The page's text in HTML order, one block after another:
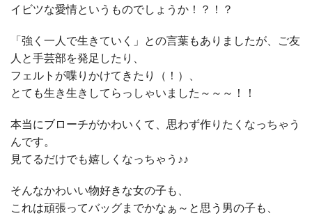
イビツな愛情というものでしょうか！？！？
「強く一人で生きていく」との言葉もありましたが、ご友
人と手芸部を発足したり、
フェルトが喋りかけてきたり（！）、
とても生き生きしてらっしゃいました～～～！！
本当にブローチがかわいくて、思わず作りたくなっちゃう
んです。
見てるだけでも嬉しくなっちゃう♪♪
そんなかわいい物好きな女の子も、
これは頑張ってバッグまでかなぁ～と思う男の子も、